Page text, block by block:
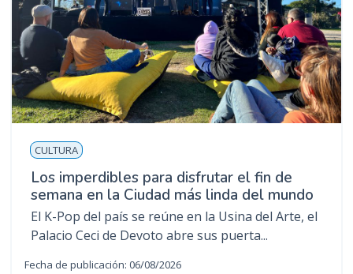
CULTURA
Los imperdibles para disfrutar el fin de
semana en la Ciudad más linda del mundo
El K-Pop del país se reúne en la Usina del Arte, el
Palacio Ceci de Devoto abre sus puerta...
Fecha de publicación: 06/08/2026